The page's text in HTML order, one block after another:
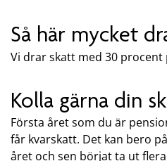
Så här mycket
Vi drar skatt med 30 procent
Kolla gärna din
Första året som du är
får kvarskatt. Det kan bero
året och sen börjat ta ut